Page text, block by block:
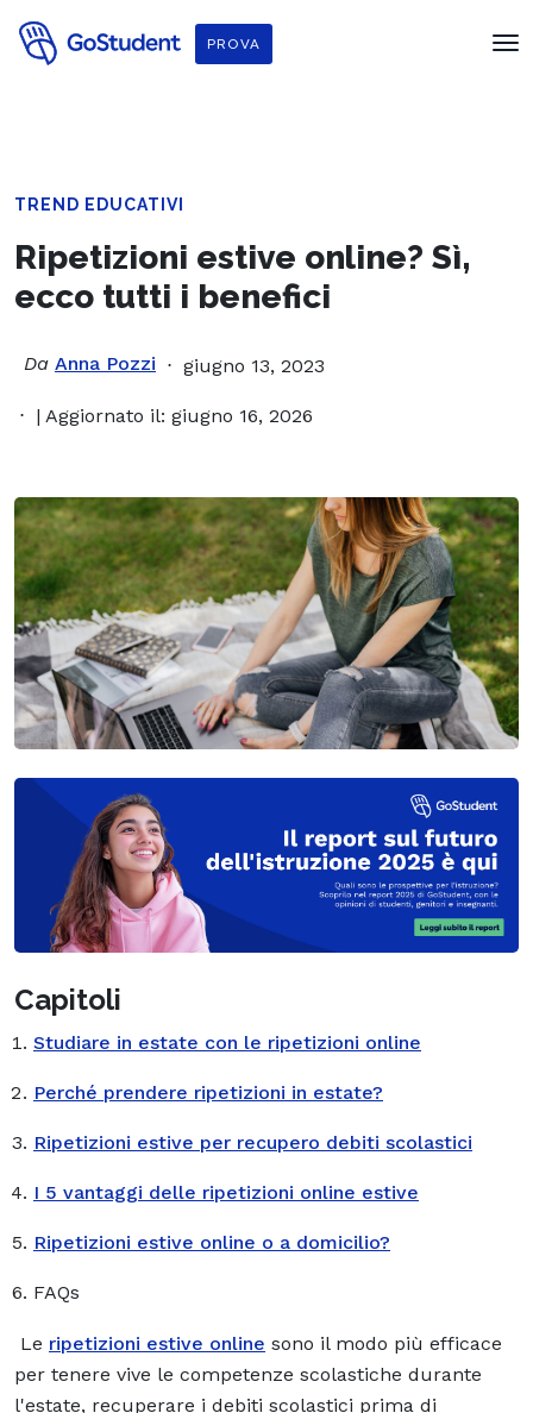
PROVA
TREND EDUCATIVI
Ripetizioni estive online? Sì,
ecco tutti i benefici
Da Anna Pozzi giugno 13, 2023
| Aggiornato il: giugno 16, 2026
Capitoli
Studiare in estate con le ripetizioni online
Perché prendere ripetizioni in estate?
Ripetizioni estive per recupero debiti scolastici
I 5 vantaggi delle ripetizioni online estive
Ripetizioni estive online o a domicilio?
FAQs
Le ripetizioni estive online sono il modo più efficace
per tenere vive le competenze scolastiche durante
l'estate, recuperare i debiti scolastici prima di